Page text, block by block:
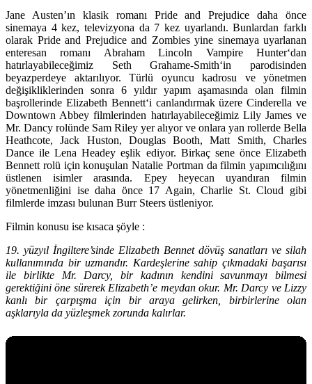
Jane Austen’ın klasik romanı Pride and Prejudice daha önce
sinemaya 4 kez, televizyona da 7 kez uyarlandı. Bunlardan farklı
olarak Pride and Prejudice and Zombiesyine sinemaya uyarlanan
enteresan romanı Abraham Lincoln Vampire Hunter‘dan
hatırlayabileceğimiz Seth Grahame-Smith‘in parodisinden
beyazperdeye aktarılıyor. Türlü oyuncu kadrosu ve yönetmen
değişikliklerinden sonra 6 yıldır yapım aşamasında olan filmin
başrollerinde Elizabeth Bennett‘i canlandırmak üzereCinderella ve
Downtown Abbey filmlerinden hatırlayabileceğimizLily Jamesve
Mr. Dancy rolünde Sam Riley yer alıyor ve onlara yan rollerde Bella
Heathcote,Jack Huston, Douglas Booth,Matt Smith,Charles
Dance ileLena Headey eşlik ediyor. Birkaç sene önce Elizabeth
Bennett rolü için konuşulan Natalie Portman da filmin yapımcılığını
üstlenen isimler arasında. Epey heyecan uyandıran filmin
yönetmenliğini ise daha önce 17 Again,Charlie St. Cloud gibi
filmlerde imzası bulunan Burr Steers üstleniyor.
Filmin konusu ise kısaca şöyle :
19. yüzyıl İngiltere’sinde Elizabeth Bennet dövüş sanatları ve silah
kullanımında bir uzmandır. Kardeşlerine sahip çıkmadaki başarısı
ile birlikte Mr. Darcy, bir kadının kendini savunmayı bilmesi
gerektiğini öne sürerek Elizabeth’e meydan okur. Mr. Darcy ve Lizzy
kanlı bir çarpışma için bir araya gelirken, birbirlerine olan
aşklarıyla da yüzleşmek zorunda kalırlar.